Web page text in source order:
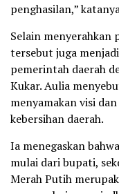
penghasilan,”
Selain menyerahkan
tersebut juga
pemerintah daerah
Kukar. Aulia
menyamakan visi
kebersihan daerah.
Ia menegaskan
mulai dari bupati,
Merah Putih